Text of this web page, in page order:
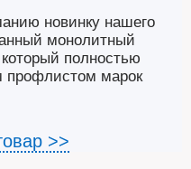
новинку нашего
монолитный
полностью
профлистом марок
>>